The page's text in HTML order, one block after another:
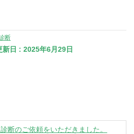
断
新日 : 2025年6月29日
断のご依頼をいただきました。